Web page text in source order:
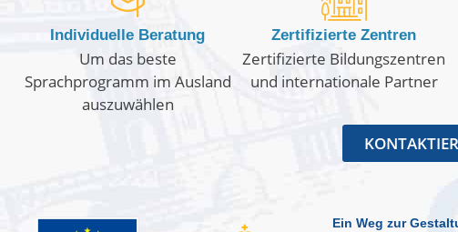
Individuelle Beratung
Um das beste
Sprachprogramm im Ausland
auszuwählen
Zertifizierte Zentren
Zertifizierte Bildungszentren
und internationale Partner
Ein Weg zur